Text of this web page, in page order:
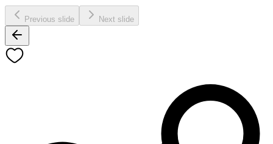
Previous slide Next slide